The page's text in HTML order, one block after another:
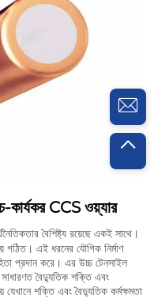
CCS ওয়্যার
বৈশিষ্ট্য রয়েছে একই সাথে।
এই ধরনের যৌগিক নির্মাণ
প্রদান করে। এর উচ্চ টেনসাইল
বৈদ্যুতিক শক্তি এবং
শক্তি এবং বৈদ্যুতিক কর্মক্ষমতা